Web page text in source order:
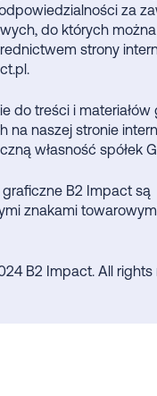
za
do których
strony
do treści i
na naszej stronie
własność spółek
graficzne B2 Impact są
znakami
B2 Impact. All rights